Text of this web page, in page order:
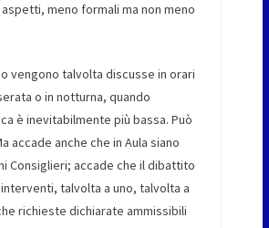
meno formali ma non meno
vengono talvolta discusse in orari
o in notturna, quando
è inevitabilmente più bassa. Può
accade anche che in Aula siano
Consiglieri; accade che il dibattito
talvolta a uno, talvolta a
richieste dichiarate ammissibili